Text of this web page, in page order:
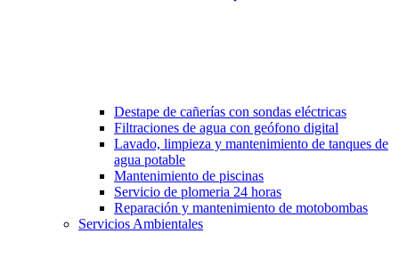
Destape de cañerías con sondas eléctricas
Filtraciones de agua con geófono digital
Lavado, limpieza y mantenimiento de tanques de
agua potable
Mantenimiento de piscinas
Servicio de plomeria 24 horas
Reparación y mantenimiento de motobombas
Servicios Ambientales